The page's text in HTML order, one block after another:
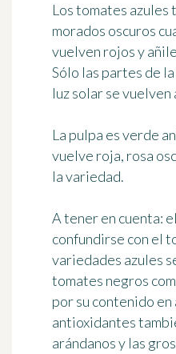
Los tomates
morados oscuros
vuelven rojos y
Sólo las partes de
luz solar se vuelven
La pulpa es verde
vuelve roja, rosa
la variedad.
A tener en cuenta:
confundirse con el
variedades azules
tomates negros
porsu contenido
antioxidantes
arándanos y las